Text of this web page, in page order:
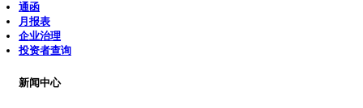
通函
月报表
企业治理
投资者查询
新闻中心